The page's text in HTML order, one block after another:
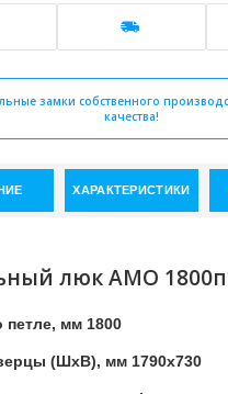
замки собственного
качества!
ХАРАКТЕРИСТИКИ
люк АМО
петле, мм 1800
(ШхВ), мм 1790х730